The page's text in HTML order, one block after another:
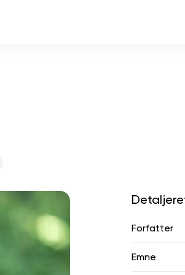
Forfatter
Emne